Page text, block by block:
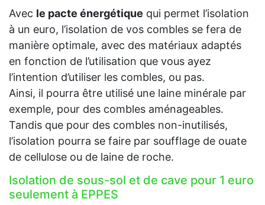
Avec le pacte énergétique qui permet l’isolation
à un euro, l’isolation de vos combles se fera de
manière optimale, avec des matériaux adaptés
en fonction de l’utilisation que vous ayez
l’intention d’utiliser les combles, ou pas.
Ainsi, il pourra être utilisé une laine minérale par
exemple, pour des combles aménageables.
Tandis que pour des combles non-inutilisés,
l’isolation pourra se faire par soufflage de ouate
de cellulose ou de laine de roche.
Isolation de sous-sol et de cave pour 1 euro
seulement à EPPES